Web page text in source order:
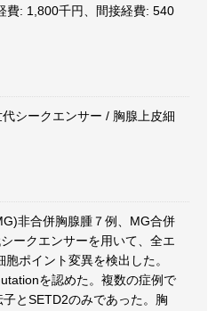
費: 1,800千円、間接経費: 540
シークエンサー / 胸腺上皮細
非合併胸腺腫７例、MG合併
ークエンサーを用いて、全エ
ポイント変異を検出した。
を認めた。複数の症例で
とSETD2のみであった。胸